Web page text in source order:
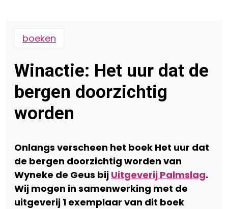
boeken
Winactie: Het uur dat de
bergen doorzichtig
worden
Onlangs verscheen het boek Het uur dat
de bergen doorzichtig worden van
Wyneke de Geus bij Uitgeverij Palmslag.
Wij mogen in samenwerking met de
uitgeverij 1 exemplaar van dit boek